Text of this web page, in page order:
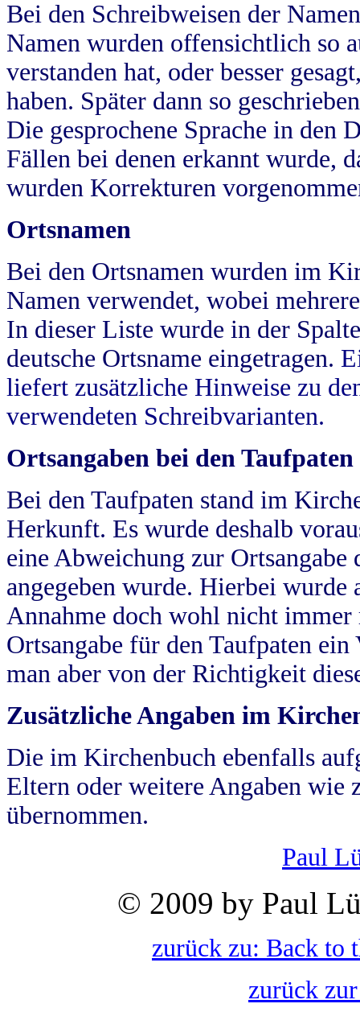
Bei den Schreibweisen der
Namen wurden offensichtlich so
verstanden hat, oder besser
haben. Später dann so
Die gesprochene Sprache in
Fällen bei denen erkannt wurde,
wurden Korrekturen
Ortsnamen
Bei den Ortsnamen wurden im
Namen verwendet, wobei
In dieser Liste wurde in der
deutsche Ortsname eingetragen.
liefert zusätzliche Hinweise zu
verwendeten Schreibvarianten.
Ortsangaben bei den Taufpaten
Bei den Taufpaten stand im
Herkunft. Es wurde deshalb
eine Abweichung zur
angegeben wurde. Hierbei wurde
Annahme doch wohl nicht
Ortsangabe für den Taufpaten
man aber von der Richtigkeit
Zusätzliche Angaben im
Die im Kirchenbuch ebenfalls
Eltern oder weitere Angaben wie
übernommen.
Paul
© 2009 by Paul
zurück zu: Back to
zurück